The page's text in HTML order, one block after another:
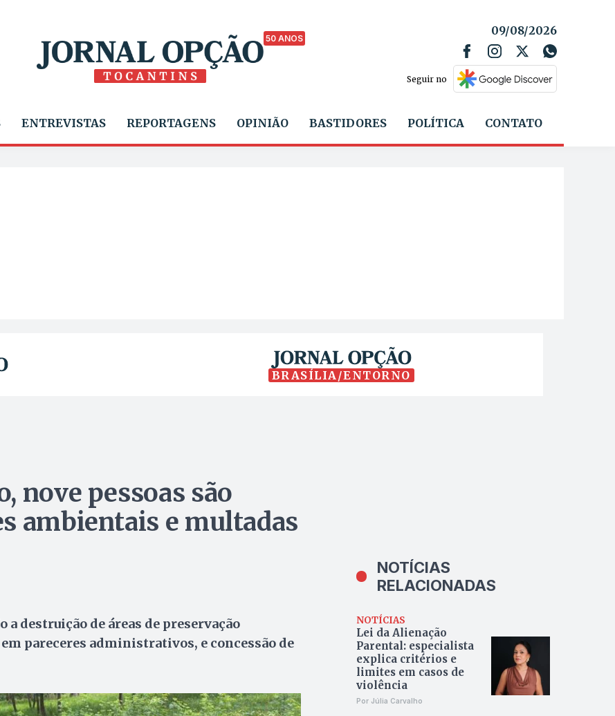
50 ANOS
09/08/2026
Seguir no
ENTREVISTAS REPORTAGENS OPINIÃO BASTIDORES POLÍTICA CONTATO
BRASÍLIA/ENTORNO
nove pessoas são
ambientais e multadas
a destruição de áreas de preservação
pareceres administrativos, e concessão de
NOTÍCIAS
RELACIONADAS
NOTÍCIAS
Lei da Alienação
Parental: especialista
explica critérios e
limites em casos de
violência
Por Júlia Carvalho